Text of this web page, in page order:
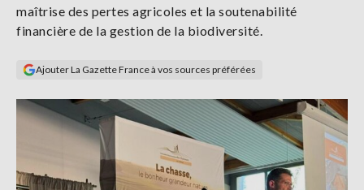
maîtrise des pertes agricoles et la soutenabilité
financière de la gestion de la biodiversité.
Ajouter La Gazette France à vos sources préférées